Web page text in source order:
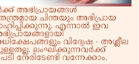
അഭിപ്രായങ്ങൾ
ചിന്തയും അഭിപ്രായ
എന്നാൽ ഇവ
വിദ്വേഷ - അശ്ലീല
ലംഘിക്കുന്നവർക്ക്
നേരിടേണ്ടി വന്നേക്കാം.